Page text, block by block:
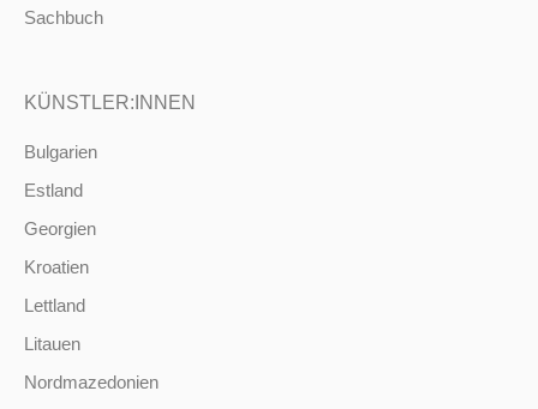
Sachbuch
KÜNSTLER:INNEN
Bulgarien
Estland
Georgien
Kroatien
Lettland
Litauen
Nordmazedonien